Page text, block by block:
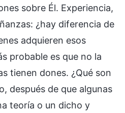
sobre Él. Experiencia,
¿hay diferencia de
adquieren esos
probable es que no la
tienen dones. ¿Qué son
después de que algunas
teoría o un dicho y